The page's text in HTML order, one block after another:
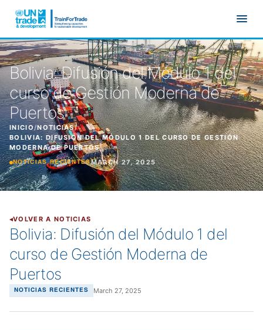
Bolivia: Difusión del Módulo 1 del
curso de Gestión Moderna de
Puertos
INICIO/NOTICIAS/
BOLIVIA: DIFUSIÓN DEL MÓDULO 1 DEL CURSO DE GESTIÓN
MODERNA DE PUERTOS
NOTICIAS RECIENTESMARCH 27, 2025
VOLVER A NOTICIAS
Bolivia: Difusión del Módulo 1 del
curso de Gestión Moderna de
Puertos
NOTICIAS RECIENTES March 27, 2025